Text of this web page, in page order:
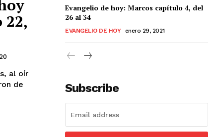
22,
de
Evangelio de hoy: Marcos capítulo 4, del
26 al 34
EVANGELIO DE HOY enero 29, 2021
Subscribe